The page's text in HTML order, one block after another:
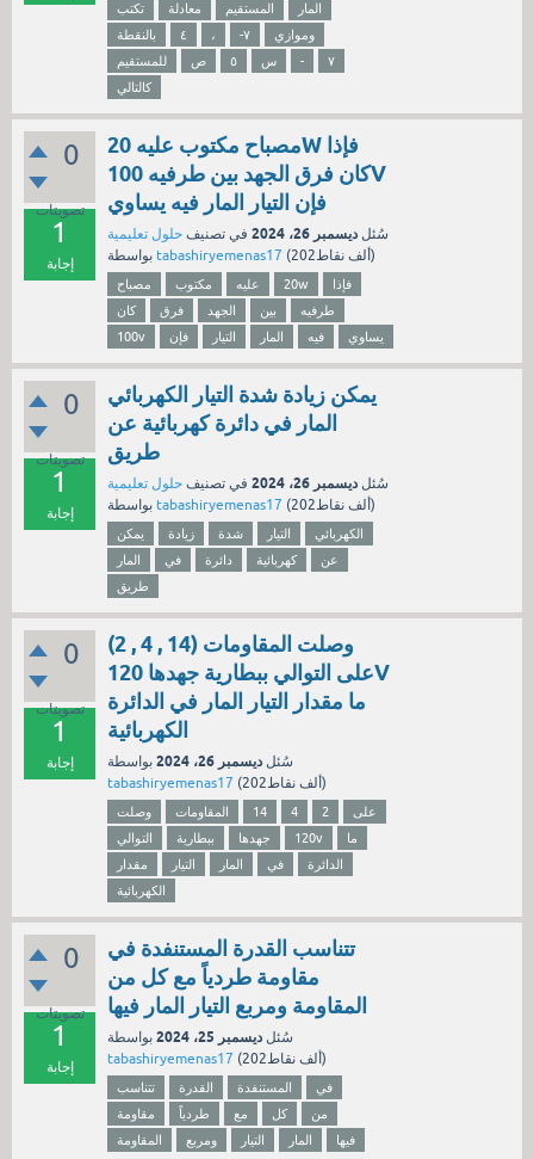
تكتب معادلة المستقيم
المار
بالنقطة
٤ ، -٧
وموازي
للمستقيم
ص ٥ س -
٧
كالتالي
0
تصويتات
1
إجابة
مصباح مكتوب عليه 20W فإذا
كان فرق الجهد بين طرفيه 100V
فإن التيار المار فيه يساوي
سُئل ديسمبر 26، 2024 في تصنيف حلول تعليمية
tabashiryemenas17 ( 202ألف نقاط)
مصباح مكتوب عليه 20w
فإذا
كان
فرق الجهد بين
طرفيه
100v
فإن التيار المار فيه يساوي
0
تصويتات
1
إجابة
يمكن زيادة شدة التيار الكهربائي
المار في دائرة كهربائية عن
طريق
سُئل ديسمبر 26، 2024 في تصنيف حلول تعليمية
tabashiryemenas17 ( 202ألف نقاط)
يمكن زيادة شدة التيار
الكهربائي
المار
في دائرة كهربائية
عن
طريق
0
تصويتات
1
إجابة
وصلت المقاومات (14 , 4 , 2)
على التوالي ببطارية جهدها 120V
ما مقدار التيار المار في الدائرة
الكهربائية
سُئل ديسمبر 26، 2024
بواسطة
tabashiryemenas17 ( 202ألف نقاط)
وصلت المقاومات 14 4 2
على
التوالي
ببطارية جهدها 120v
ما
مقدار
التيار المار في
الدائرة
الكهربائية
0
تصويتات
1
إجابة
تتناسب القدرة المستنفدة في
مقاومة طردياً مع كل من
المقاومة ومربع التيار المار فيها
سُئل ديسمبر 25، 2024
بواسطة
tabashiryemenas17 ( 202ألف نقاط)
تتناسب القدرة المستنفدة
في
مقاومة
طردياً مع كل
من
المقاومة
ومربع التيار المار فيها